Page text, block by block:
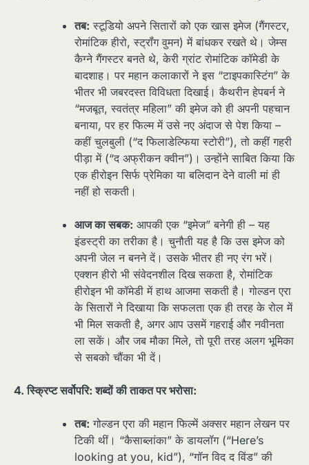
तब: स्टूडियो अपने सितारों को एक खास इमेज (गैंगस्टर,
रोमांटिक हीरो, स्ट्रॉंग वुमन) में बांधकर रखते थे। जेम्स
कैग्ने गैंगस्टर बनते थे, केरी ग्रांट रोमांटिक कॉमेडी के
बादशाह। पर महान कलाकारों ने इस “टाइपकास्टिंग” के
भीतर भी जबरदस्त विविधता दिखाई। कैथरीन हेपबर्न ने
“मजबूत, स्वतंत्र महिला” की इमेज को ही अपनी पहचान
बनाया, पर हर फिल्म में उसे नए अंदाज से पेश किया –
कहीं चुलबुली (“द फिलाडेल्फिया स्टोरी”), तो कहीं गहरी
पीड़ा में (“द अफ्रीकन क्वीन”)। उन्होंने साबित किया कि
एक हीरोइन सिर्फ प्रेमिका या बलिदान देने वाली मां ही
नहीं हो सकती।
आज का सबक: आपकी एक “इमेज” बनेगी ही – यह
इंडस्ट्री का तरीका है। चुनौती यह है कि उस इमेज को
अपनी जेल न बनने दें। उसके भीतर ही नए रंग भरें।
एक्शन हीरो भी संवेदनशील दिख सकता है, रोमांटिक
हीरोइन भी कॉमेडी में हाथ आजमा सकती है। गोल्डन एरा
के सितारों ने दिखाया कि सफलता एक ही तरह के रोल में
भी मिल सकती है, अगर आप उसमें गहराई और नवीनता
ला सकें। और जब मौका मिले, तो पूरी तरह अलग भूमिका
से सबको चौंका भी दें।
4. स्क्रिप्ट सर्वोपरि: शब्दों की ताकत पर भरोसा:
तब: गोल्डन एरा की महान फिल्में अक्सर महान लेखन पर
टिकी थीं। “कैसाब्लांका” के डायलॉग (“Here’s
looking at you, kid”), “गॉन विद द विंड” की